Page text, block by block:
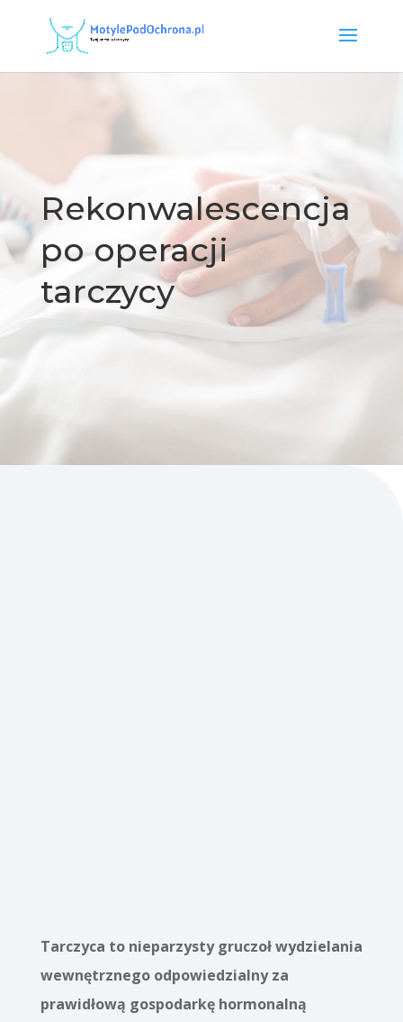
Rekonwalescencja
po operacji
tarczycy
Tarczyca to nieparzysty gruczoł wydzielania
wewnętrznego odpowiedzialny za
prawidłową gospodarkę hormonalną